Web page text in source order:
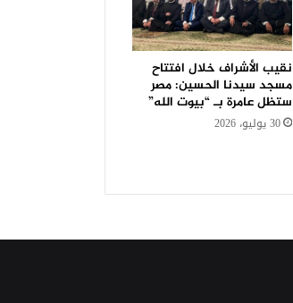
نقيب الأشراف خلال افتتاح
مسجد سيدنا الحسين: مصر
ستظل عامرة بـ “بيوت الله”
30 يوليو، 2026